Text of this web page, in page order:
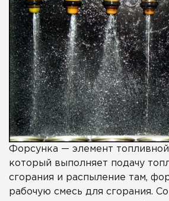
Форсунка — элемент
который выполняет подачу
сгорания и распыление там,
рабочую смесь для сгорания.